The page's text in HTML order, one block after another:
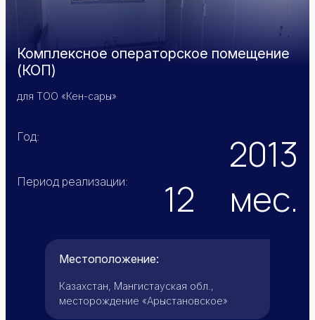
Комплексное операторское помещение
(КОП)
для ТОО «Кен-сары»
Год: 2013
Период реализации: 12 мес.
Местоположение:
Казахстан, Мангистауская обл.,
месторождение «Арыстановское»